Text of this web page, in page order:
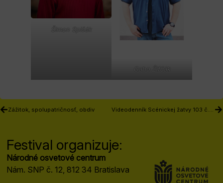
Šimon Spišák
Gabo Žifčák
Zážitok, spolupatričnosť, obdiv Videodenník Scénickej žatvy 103 č. 1 – streda
Festival organizuje:
Národné osvetové centrum
Nám. SNP č. 12, 812 34 Bratislava